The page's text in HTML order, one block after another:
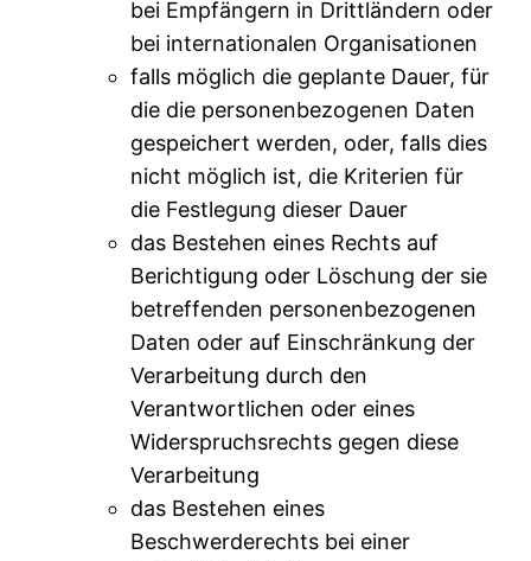
bei Empfängern in Drittländern oder
bei internationalen Organisationen
falls möglich die geplante Dauer, für
die die personenbezogenen Daten
gespeichert werden, oder, falls dies
nicht möglich ist, die Kriterien für
die Festlegung dieser Dauer
das Bestehen eines Rechts auf
Berichtigung oder Löschung der sie
betreffenden personenbezogenen
Daten oder auf Einschränkung der
Verarbeitung durch den
Verantwortlichen oder eines
Widerspruchsrechts gegen diese
Verarbeitung
das Bestehen eines
Beschwerderechts bei einer